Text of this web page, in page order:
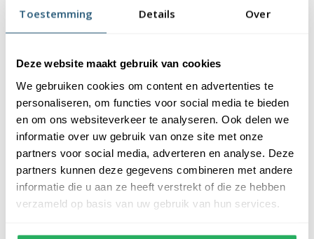
Toestemming Details Over
Deze website maakt gebruik van cookies
We gebruiken cookies om content en advertenties te
personaliseren, om functies voor social media te bieden
en om ons websiteverkeer te analyseren. Ook delen we
informatie over uw gebruik van onze site met onze
partners voor social media, adverteren en analyse. Deze
partners kunnen deze gegevens combineren met andere
informatie die u aan ze heeft verstrekt of die ze hebben
verzameld op basis van uw gebruik van hun services.
afwerking, is uw-werend en kan gewassen worden op maximaal
de locatie en weersomstandigheden.
Voordelen van de Turkse vlag kopen bij
Vlaggen Unie
De Turkse vlag wordt standaard uit eigen voorraad geleverd,
wat zorgt voor een snelle levering. Ook zijn onze vlaggen
voorzien van een hoogwaardige afwerking. Ze zijn voorzien van
een sterke zoom die vastgezet is met een dubbele stiknaad. Bij